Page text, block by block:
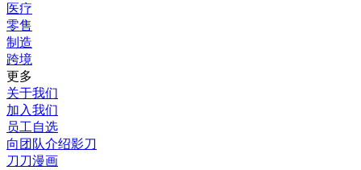
医疗
零售
制造
跨境
更多
关于我们
加入我们
员工自选
向团队介绍影刀
刀刀漫画